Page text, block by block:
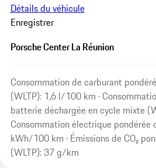
Détails du véhicule
Enregistrer
Porsche Center La Réunion
Consommation de carburant
(WLTP): 1,6 l/100 km ·
batterie déchargée en cycle mixte
Consommation électrique pondérée
kWh/100 km · Émissions de CO₂
(WLTP): 37 g/km